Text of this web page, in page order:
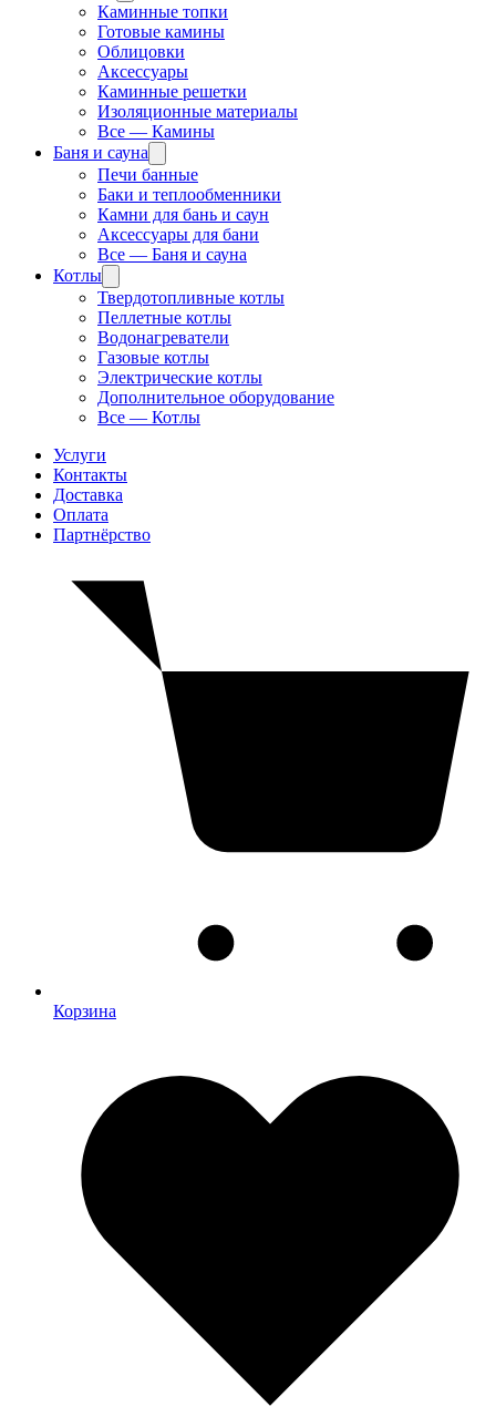
Каминные топки
Готовые камины
Облицовки
Аксессуары
Каминные решетки
Изоляционные материалы
Все — Камины
Баня и сауна
Печи банные
Баки и теплообменники
Камни для бань и саун
Аксессуары для бани
Все — Баня и сауна
Котлы
Твердотопливные котлы
Пеллетные котлы
Водонагреватели
Газовые котлы
Электрические котлы
Дополнительное оборудование
Все — Котлы
Услуги
Контакты
Доставка
Оплата
Партнёрство
Корзина